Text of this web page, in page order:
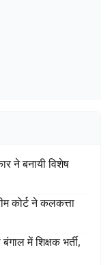
ने बनायी विशेष
कोर्ट ने कलकत्ता
में शिक्षक भर्ती,